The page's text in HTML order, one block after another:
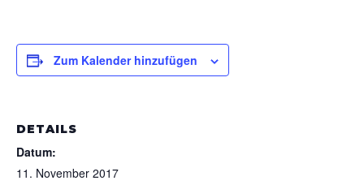
Zum Kalender hinzufügen
DETAILS
Datum:
11. November 2017